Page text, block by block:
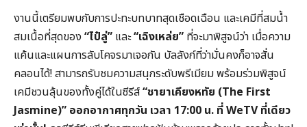
งานนี้เตรียมพบกับการปะทะบทบาทสุดเชือดเฉือน และเคมีที่สมน้ำ
สมเนื้อที่สุดของ “ไป๋ลู่” และ“เฉิงเหล่ย” ที่จะมาพิสูจน์ว่า เมื่อความ
แค้นและแผนการลับโคจรมาเจอกัน บัลลังก์ที่ว่ามั่นคงก็อาจสั่น
คลอนได้! สามารถรับชมความสนุกระดับพรีเมียม พร้อมร่วมพิสูจน์
เคมีชวนลุ้นของทั้งคู่ได้ในซีรีส์“ชายาเคียงหทัย (The First
Jasmine)” ออกอากาศทุกวัน เวลา 17:00 น. ที่ WeTVที่เดียว